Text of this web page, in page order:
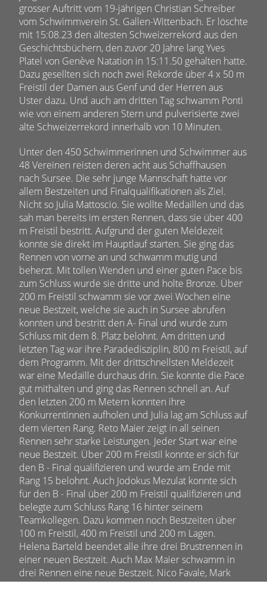
grosser Auftritt vom 19-jährigen Christian Schreiber
vom Schwimmverein St. Gallen-Wittenbach. Er löschte
mit 15:08.23 den ältesten Schweizerrekord aus den
Geschichtsbüchern, den zuvor 20 Jahre lang Yves
Platel von Genève Natation in 15:11.50 gehalten hatte.
Dazu gesellten sich noch zwei Rekorde über 4 x 50 m
Freistil der Damen aus Genf und der Herren aus
Uster dazu. Und auch am dritten Tag schwamm Ponti
wie von einem anderen Stern und pulverisierte zwei
alte Schweizerrekord innerhalb von 10 Minuten.
Unter den 450 Schwimmerinnen und Schwimmer aus
48 Vereinen reisten deren acht aus Schaffhausen
nach Sursee. Die sehr junge Mannschaft hatte vor
allem Bestzeiten und Finalqualifikationen als Ziel.
Nicht so Julia Mattoscio. Sie wollte Medaillen und das
sah man bereits im ersten Rennen, dass sie über 400
m Freistil bestritt. Aufgrund der guten Meldezeit
konnte sie direkt im Hauptlauf starten. Sie ging das
Rennen von vorne an und schwamm mutig und
beherzt. Mit tollen Wenden und einer guten Pace bis
zum Schluss wurde sie dritte und holte Bronze. Über
200 m Freistil schwamm sie vor zwei Wochen eine
neue Bestzeit, welche sie auch in Sursee abrufen
konnten und bestritt den A- Final und wurde zum
Schluss mit dem 8. Platz belohnt. Am dritten und
letzten Tag war ihre Paradedisziplin, 800 m Freistil, auf
dem Programm. Mit der drittschnellsten Meldezeit
war eine Medaille durchaus drin. Sie konnte die Pace
gut mithalten und ging das Rennen schnell an. Auf
den letzten 200 m Metern konnten ihre
Konkurrentinnen aufholen und Julia lag am Schluss auf
dem vierten Rang. Reto Maier zeigt in all seinen
Rennen sehr starke Leistungen. Jeder Start war eine
neue Bestzeit. Über 200 m Freistil konnte er sich für
den B - Final qualifizieren und wurde am Ende mit
Rang 15 belohnt. Auch Jodokus Mezulat konnte sich
für den B - Final über 200 m Freistil qualifizieren und
belegte zum Schluss Rang 16 hinter seinem
Teamkollegen. Dazu kommen noch Bestzeiten über
100 m Freistil, 400 m Freistil und 200 m Lagen.
Helena Barteld beendet alle ihre drei Brustrennen in
einer neuen Bestzeit. Auch Max Maier schwamm in
drei Rennen eine neue Bestzeit. Nico Favale, Mark
Hany und Ella Nodari konnten je einmal in einer